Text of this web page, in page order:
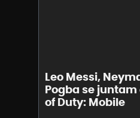
Leo Messi,
Pogba se
of Duty: Mobile